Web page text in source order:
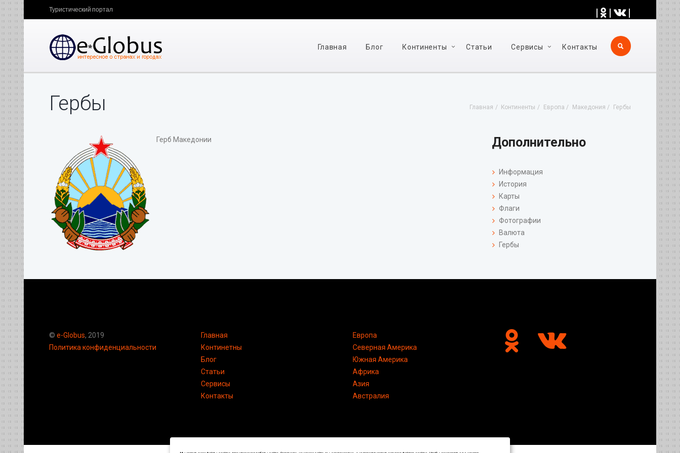
| | |
Туристический портал
Главная Блог Континенты Статьи Cервисы Контакты
Главная Континенты Европа Македония Гербы
Гербы
Герб Македонии Дополнительно
Информация
История
Карты
Флаги
Фотографии
Валюта
Гербы
© e-Globus, 2019
Политика конфиденциальности
Главная
Континетны
Блог
Статьи
Сервисы
Контакты
Европа
Северная Америка
Южная Америка
Африка
Азия
Австралия